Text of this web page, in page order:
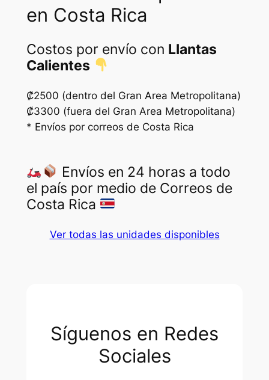
0
0
0
.
0
.
en Costa Rica
Costos por envío con Llantas
Calientes
₡2500 (dentro del Gran Area Metropolitana)
₡3300 (fuera del Gran Area Metropolitana)
* Envíos por correos de Costa Rica
Envíos en 24 horas a todo
el país por medio de Correos de
Costa Rica
Ver todas las unidades disponibles
Síguenos en Redes
Sociales